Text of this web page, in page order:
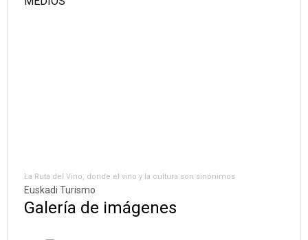
La Ruta del Vino, donde el vino y la cultura son sinónimos
Euskadi Turismo
Galería de imágenes